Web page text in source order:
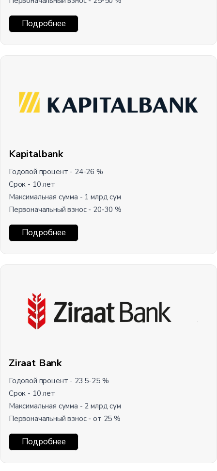
Подробнее
Kapitalbank
Годовой процент - 24-26 %
Срок - 10 лет
Максимальная сумма - 1 млрд сум
Первоначальный взнос - 20-30 %
Подробнее
Ziraat Bank
Годовой процент - 23.5-25 %
Срок - 10 лет
Максимальная сумма - 2 млрд сум
Первоначальный взнос - от 25 %
Подробнее